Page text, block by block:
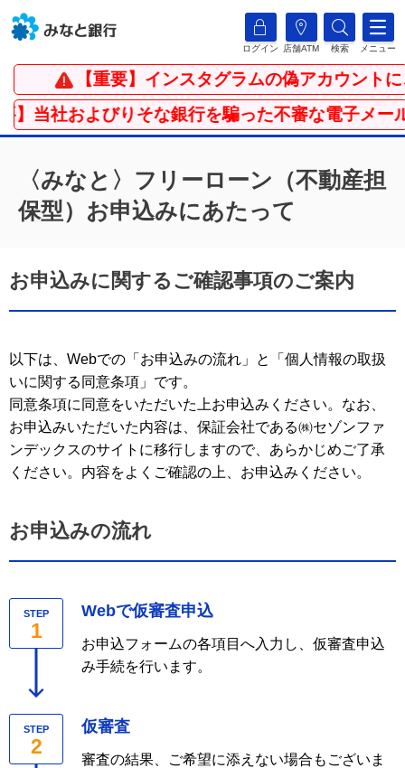
ログイン 店舗ATM 検索 メニュー
【重要】インスタグラムの偽アカウントに
当社およびりそな銀行を騙った不審な電子メール
〈みなと〉フリーローン（不動産担
保型）お申込みにあたって
お申込みに関するご確認事項のご案内
以下は、Webでの「お申込みの流れ」と「個人情報の取扱
いに関する同意条項」です。
同意条項に同意をいただいた上お申込みください。なお、
お申込みいただいた内容は、保証会社である㈱セゾンファ
ンデックスのサイトに移行しますので、あらかじめご了承
ください。内容をよくご確認の上、お申込みください。
お申込みの流れ
STEP
1
Webで仮審査申込
お申込フォームの各項目へ入力し、仮審査申込
み手続を行います。
STEP
2
仮審査
審査の結果、ご希望に添えない場合もございま